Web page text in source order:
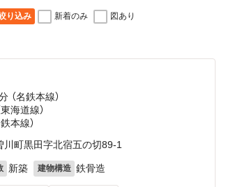
り込み 新着のみ 図あり
（名鉄本線）
海道線）
本線）
川町黒田字北宿五の切89-1
新築 建物構造 鉄骨造